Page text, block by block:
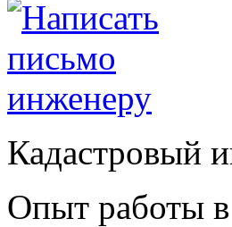
Кадастровый
Опыт работы в